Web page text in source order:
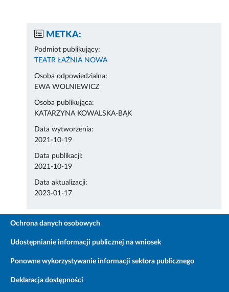
METKA:
Podmiot publikujący:
TEATR ŁAŹNIA NOWA
Osoba odpowiedzialna:
EWA WOLNIEWICZ
Osoba publikująca:
KATARZYNA KOWALSKA-BĄK
Data wytworzenia:
2021-10-19
Data publikacji:
2021-10-19
Data aktualizacji:
2023-01-17
Ochrona danych osobowych
Udostępnianie informacji publicznej na wniosek
Ponowne wykorzystywanie informacji sektora publicznego
Deklaracja dostępności